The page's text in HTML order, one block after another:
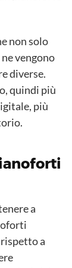
non solo
vengono
diverse.
quindi più
più
a
a